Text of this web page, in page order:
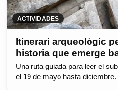
ACTIVIDADES
Itinerari arqueològic
historia que emerge
Una ruta guiada para leer el
el 19 de mayo hasta diciembre.